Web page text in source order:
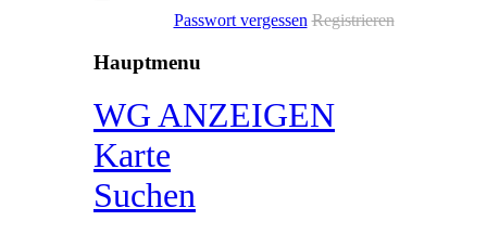
Passwort vergessen Registrieren
Hauptmenu
WG ANZEIGEN
Karte
Suchen